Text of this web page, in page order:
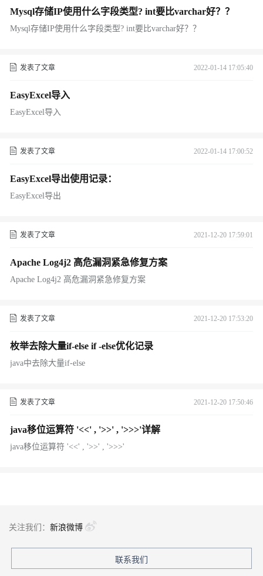
Mysql存储IP使用什么字段类型? int要比varchar好？？
Mysql存储IP使用什么字段类型? int要比varchar好？？
发表了文章 2022-01-14 17:05:40
EasyExcel导入
EasyExcel导入
发表了文章 2022-01-14 17:00:52
EasyExcel导出使用记录：
EasyExcel导出
发表了文章 2021-12-20 17:59:01
Apache Log4j2 高危漏洞紧急修复方案
Apache Log4j2 高危漏洞紧急修复方案
发表了文章 2021-12-20 17:53:20
枚举去除大量if-else if -else优化记录
java中去除大量if-else
发表了文章 2021-12-20 17:50:46
java移位运算符 '<<' , '>>' , '>>>'详解
java移位运算符 '<<' , '>>' , '>>>'
关注我们： 新浪微博
联系我们